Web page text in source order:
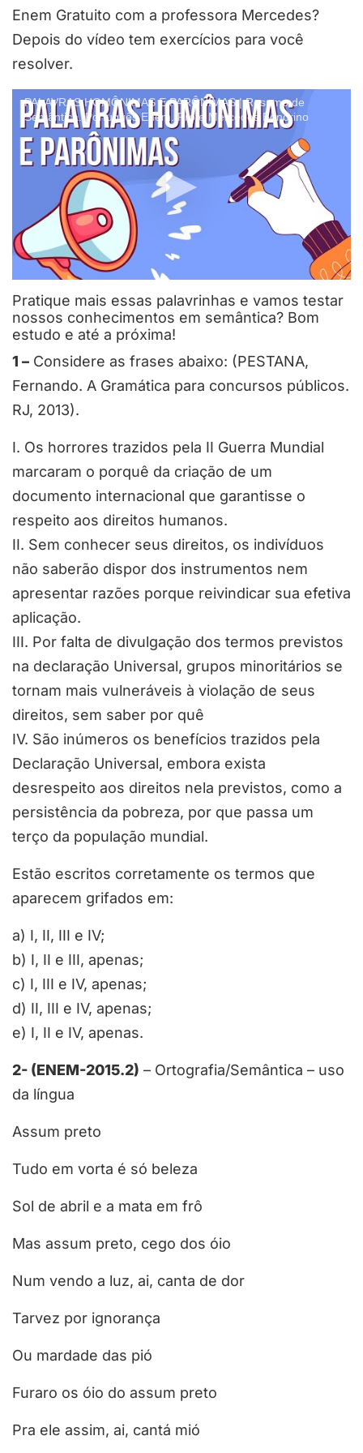
Enem Gratuito com a professora Mercedes?
Depois do vídeo tem exercícios para você
resolver.
PALAVRAS HOMÔNIMAS E PARÔNIMAS | Resumo de
Semântica. Português Enem. Profe Mercedes Bonorino
Pratique mais essas palavrinhas e vamos testar
nossos conhecimentos em semântica? Bom
estudo e até a próxima!
1 – Considere as frases abaixo: (PESTANA,
Fernando. A Gramática para concursos públicos.
RJ, 2013).
I. Os horrores trazidos pela II Guerra Mundial
marcaram o porquê da criação de um
documento internacional que garantisse o
respeito aos direitos humanos.
II. Sem conhecer seus direitos, os indivíduos
não saberão dispor dos instrumentos nem
apresentar razões porque reivindicar sua efetiva
aplicação.
III. Por falta de divulgação dos termos previstos
na declaração Universal, grupos minoritários se
tornam mais vulneráveis à violação de seus
direitos, sem saber por quê
IV. São inúmeros os benefícios trazidos pela
Declaração Universal, embora exista
desrespeito aos direitos nela previstos, como a
persistência da pobreza, por que passa um
terço da população mundial.
Estão escritos corretamente os termos que
aparecem grifados em:
a) I, II, III e IV;
b) I, II e III, apenas;
c) I, III e IV, apenas;
d) II, III e IV, apenas;
e) I, II e IV, apenas.
2- (ENEM-2015.2) – Ortografia/Semântica – uso
da língua
Assum preto
Tudo em vorta é só beleza
Sol de abril e a mata em frô
Mas assum preto, cego dos óio
Num vendo a luz, ai, canta de dor
Tarvez por ignorança
Ou mardade das pió
Furaro os óio do assum preto
Pra ele assim, ai, cantá mió